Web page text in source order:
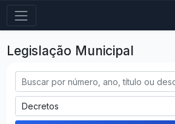
Legislação Municipal